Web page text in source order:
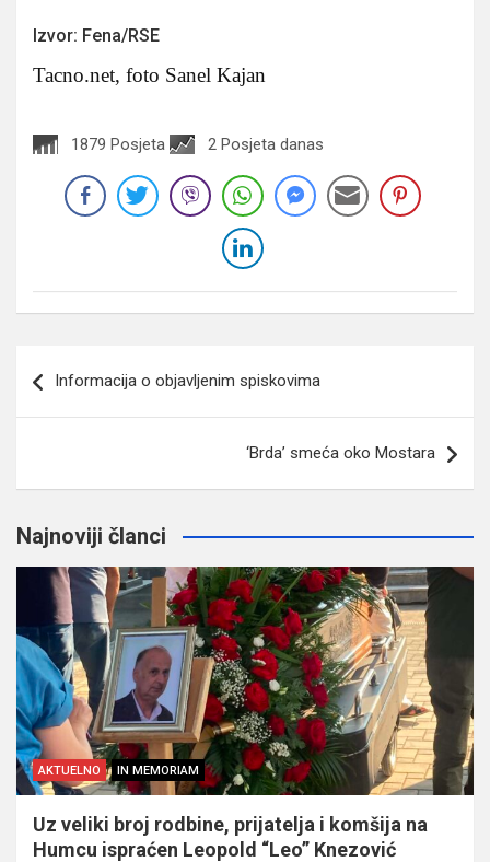
Izvor: Fena/RSE
Tacno.net, foto Sanel Kajan
1879 Posjeta 2 Posjeta danas
članaka
Informacija o objavljenim spiskovima
‘Brda’ smeća oko Mostara
Najnoviji članci
AKTUELNO IN MEMORIAM
Uz veliki broj rodbine, prijatelja i komšija na
Humcu ispraćen Leopold “Leo” Knezović